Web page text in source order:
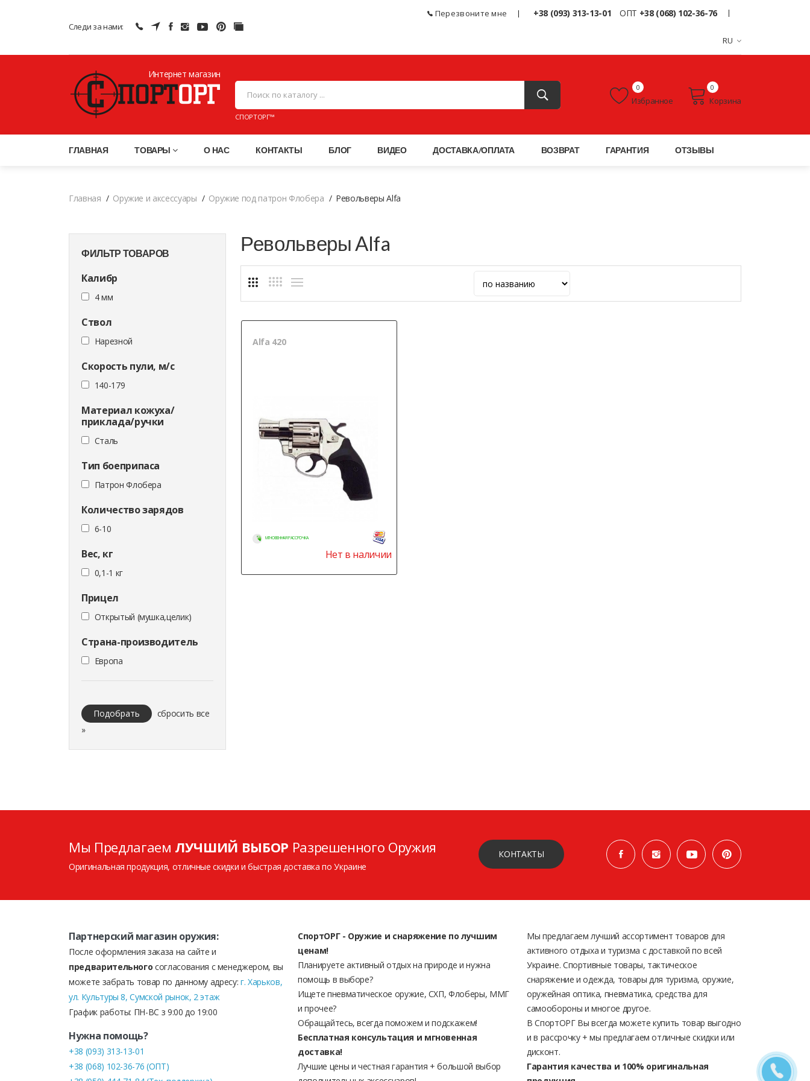
Следи за нами:
Перезвоните мне +38 (093) 313-13-01 ОПТ +38 (068) 102-36-76
RU
Интернет магазин
ПНЕВМАТИЧЕСКОЕ ОРУЖИЕ, СПОРТИВНЫЕ ТОВАРЫ, АКСЕССУАРЫ И ПНЕВМАТИКА МАГАЗИН
СПОРТОРГ™
Избранное
0
Корзина
0
ГЛАВНАЯ ТОВАРЫ О НАС КОНТАКТЫ БЛОГ ВИДЕО ДОСТАВКА/ОПЛАТА ВОЗВРАТ ГАРАНТИЯ ОТЗЫВЫ
Главная Оружие и аксессуары Оружие под патрон Флобера Револьверы Alfa
ФИЛЬТР ТОВАРОВ
Калибр
4 мм
Ствол
Нарезной
Скорость пули, м/с
140-179
Материал кожуха/
приклада/ручки
Сталь
Тип боеприпаса
Патрон Флобера
Количество зарядов
6-10
Вес, кг
0,1-1 кг
Прицел
Открытый (мушка,целик)
Страна-производитель
Европа
Подобрать
сбросить все
»
Револьверы Alfa
Alfa 420
МГНОВЕННАЯ РАССРОЧКА
Нет в наличии
Мы Предлагаем ЛУЧШИЙ ВЫБОР Разрешенного Оружия
Оригинальная продукция, отличные скидки и быстрая доставка по Украине
КОНТАКТЫ
Партнерский магазин оружия:
После оформления заказа на сайте и
предварительного согласования с менеджером, вы
можете забрать товар по данному адресу: г. Харьков,
ул. Культуры 8, Сумской рынок, 2 этаж
График работы: ПН-ВС з 9:00 до 19:00
Нужна помощь?
+38 (093) 313-13-01
+38 (068) 102-36-76 (ОПТ)
СпортОРГ - Оружие и снаряжение по лучшим
ценам!
Планируете активный отдых на природе и нужна
помощь в выборе?
Ищете пневматическое оружие, СХП, Флоберы, ММГ
и прочее?
Обращайтесь, всегда поможем и подскажем!
Бесплатная консультация и мгновенная
доставка!
Лучшие цены и честная гарантия + большой выбор
Мы предлагаем лучший ассортимент товаров для
активного отдыха и туризма с доставкой по всей
Украине. Спортивные товары, тактическое
снаряжение и одежда, товары для туризма, оружие,
оружейная оптика, пневматика, средства для
самообороны и многое другое.
В СпортОРГ Вы всегда можете купить товар выгодно
и в рассрочку + мы предлагаем отличные скидки или
дисконт.
Гарантия качества и 100% оригинальная